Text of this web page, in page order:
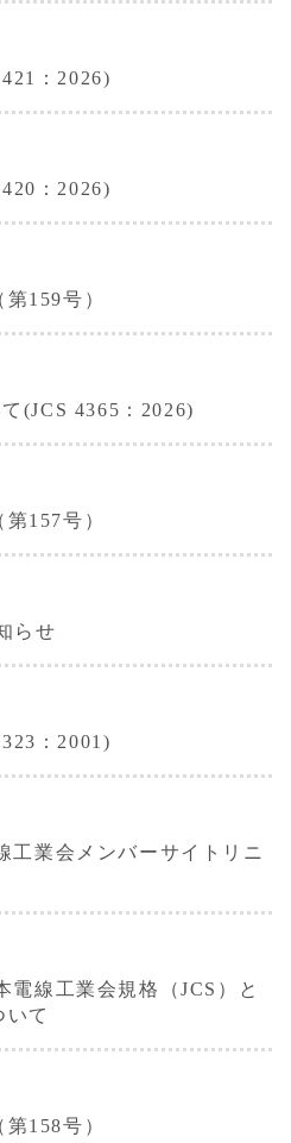
：2026)
：2026)
159号）
(JCS 4365：2026)
157号）
らせ
：2001)
業会メンバーサイトリニ
線工業会規格（JCS）と
いて
158号）